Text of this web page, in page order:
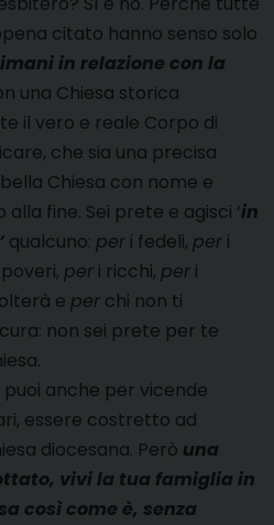
citato hanno senso solo
in relazione con la
una Chiesa storica
il vero e reale Corpo di
che sia una precisa
Chiesa con nome e
fine. Sei prete e agisci ‘in
qualcuno: per i fedeli, per i
per i ricchi, per i
e per chi non ti
non sei prete per te
puoi anche per vicende
essere costretto ad
diocesana. Però una
vivi la tua famiglia in
così come è, senza